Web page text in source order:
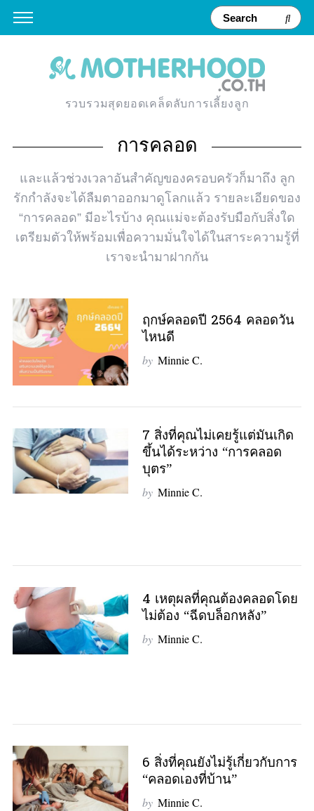
รวบรวมสุดยอดเคล็ดลับการเลี้ยงลูก
การคลอด
และแล้วช่วงเวลาอันสำคัญของครอบครัวก็มาถึง ลูก
รักกำลังจะได้ลืมตาออกมาดูโลกแล้ว รายละเอียดของ
“การคลอด” มีอะไรบ้าง คุณแม่จะต้องรับมือกับสิ่งใด
เตรียมตัวให้พร้อมเพื่อความมั่นใจได้ในสาระความรู้ที่
เราจะนำมาฝากกัน
ฤกษ์คลอดปี 2564 คลอดวัน
ไหนดี
by Minnie C.
7 สิ่งที่คุณไม่เคยรู้แต่มันเกิด
ขึ้นได้ระหว่าง “การคลอด
บุตร”
by Minnie C.
4 เหตุผลที่คุณต้องคลอดโดย
ไม่ต้อง “ฉีดบล็อกหลัง”
by Minnie C.
6 สิ่งที่คุณยังไม่รู้เกี่ยวกับการ
“คลอดเองที่บ้าน”
by Minnie C.